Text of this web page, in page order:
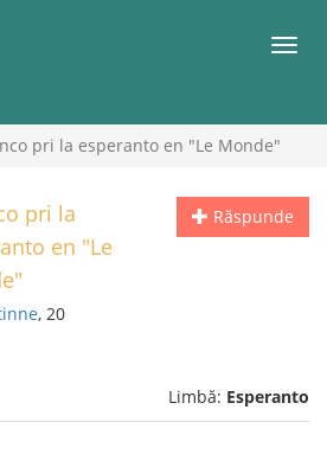
pri la esperanto en "Le Monde"
Răspunde
pri la
en "Le
, 20
Limbă: Esperanto